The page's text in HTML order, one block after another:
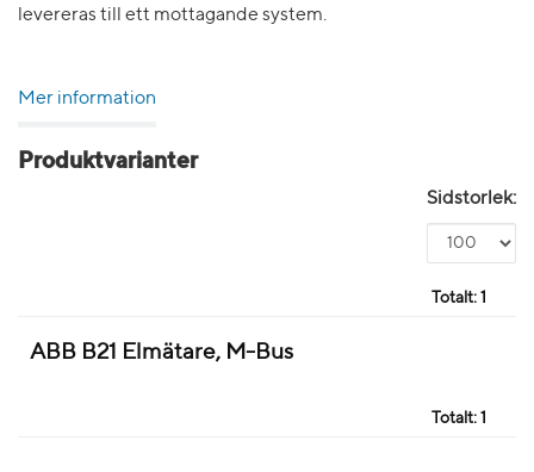
levereras till ett mottagande system.
Mer information
Produktvarianter
Sidstorlek:
Totalt: 1
ABB B21 Elmätare, M-Bus
Totalt: 1